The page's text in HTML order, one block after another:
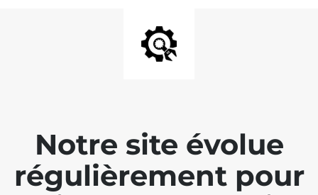
Notre site évolue
régulièrement pour